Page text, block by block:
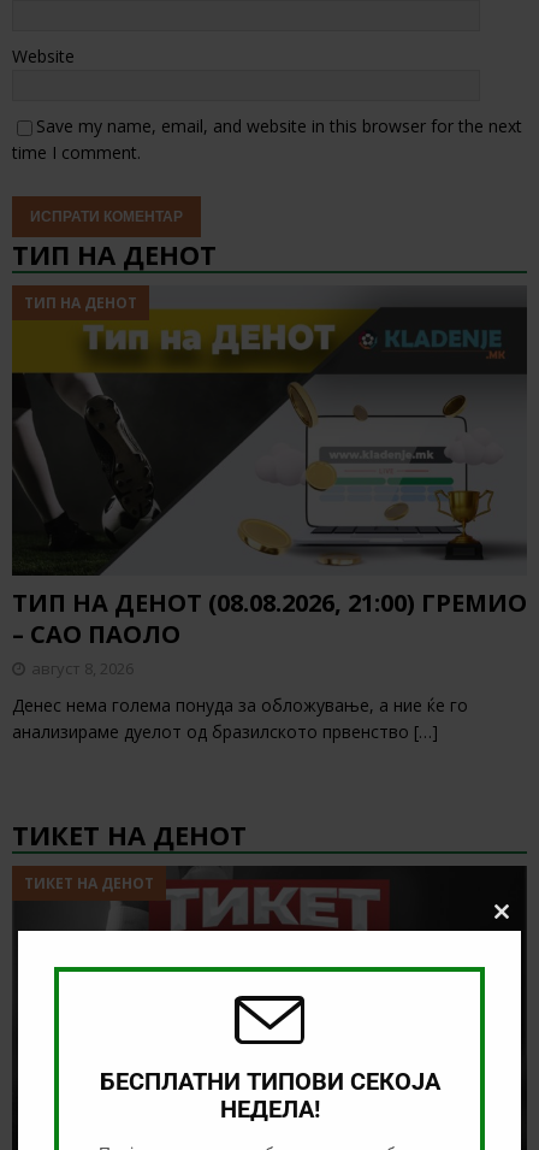
Website
Save my name, email, and website in this browser for the next
time I comment.
ТИП НА ДЕНОТ
ТИП НА ДЕНОТ
ТИП НА ДЕНОТ (08.08.2026, 21:00) ГРЕМИО
– САО ПАОЛО
август 8, 2026
Денес нема голема понуда за обложување, а ние ќе го
анализираме дуелот од бразилското првенство […]
ТИКЕТ НА ДЕНОТ
ТИКЕТ НА ДЕНОТ
БЕСПЛАТНИ ТИПОВИ СЕКОЈА
НЕДЕЛА!